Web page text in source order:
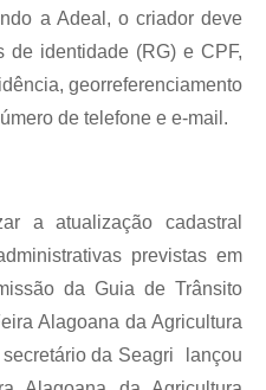
a Adeal, o criador deve
de identidade (RG) e CPF,
georreferenciamento
de telefone e e-mail.
a atualização cadastral
previstas em
da Guia de Trânsito
Alagoana da Agricultura
da Seagri lançou